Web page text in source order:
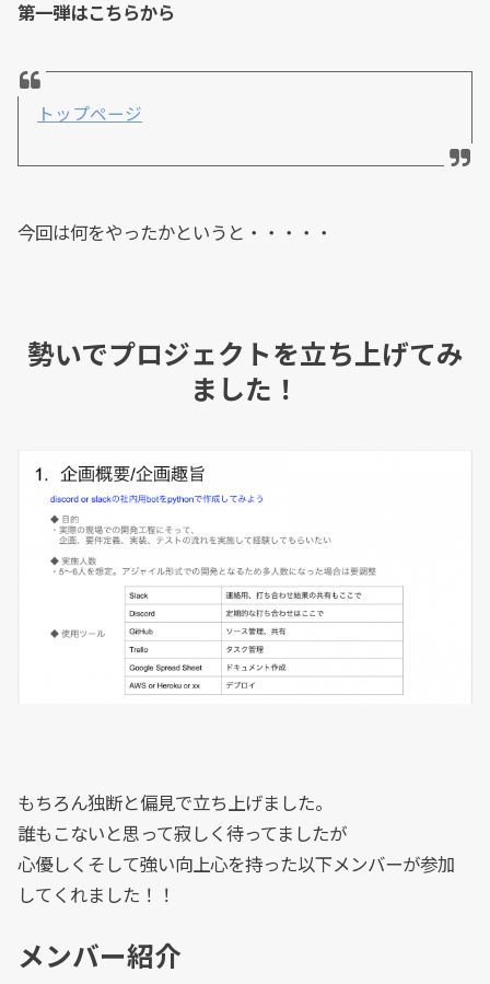
第一弾はこちらから
トップページ
今回は何をやったかというと・・・・・
勢いでプロジェクトを立ち上げてみ
ました！
もちろん独断と偏見で立ち上げました。
誰もこないと思って寂しく待ってましたが
心優しくそして強い向上心を持った以下メンバーが参加
してくれました！！
メンバー紹介